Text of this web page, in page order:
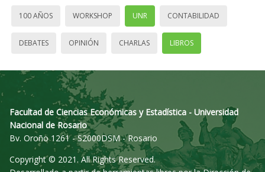
100 AÑOS WORKSHOP UNR CONTABILIDAD
DEBATES OPINIÓN CHARLAS LIBROS
Facultad de Ciencias Económicas y Estadística - Universidad
Nacional de Rosario
Bv. Oroño 1261 - S2000DSM - Rosario
Copyright © 2021. All Rights Reserved.